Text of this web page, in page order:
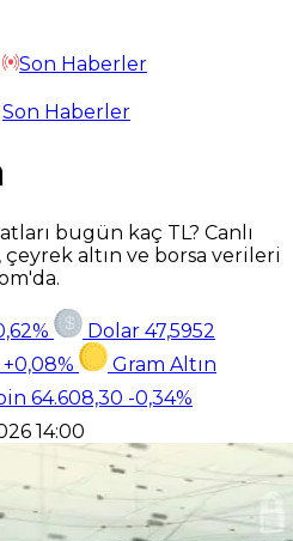
Son Haberler
Son Haberler
bugün kaç TL? Canlı
çeyrek altın ve borsa verileri
Dolar 47,5952
+0,08%
Gram Altın
64.608,30 -0,34%
14:00